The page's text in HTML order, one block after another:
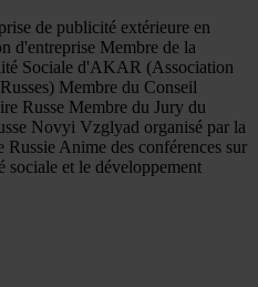
de publicité extérieure en
d'entreprise Membre de la
Sociale d'AKAR (Association
Membre du Conseil
Russe Membre du Jury du
Novyi Vzglyad organisé par la
Anime des conférences sur
et le développement